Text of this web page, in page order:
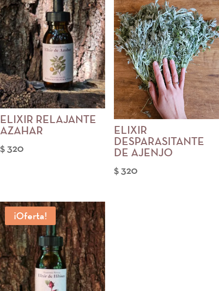
ELIXIR RELAJANTE
AZAHAR
$320
ELIXIR
DESPARASITANTE
DE AJENJO
$320
¡Oferta!